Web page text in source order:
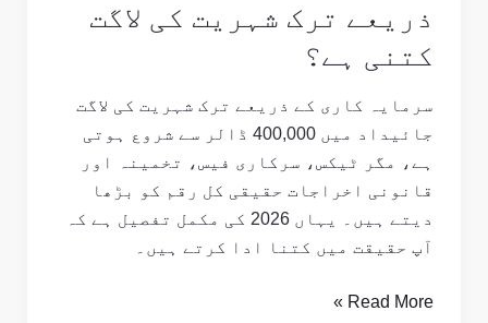
ذریعے ترک شہریت کی لاگت
کتنی ہے؟
سرمایہ کاری کے ذریعے ترک شہریت کی لاگت
جائیداد میں 400,000 ڈالر سے شروع ہوتی
ہے، مگر ٹیکس، سرکاری فیس، تخمینہ اور
قانونی اخراجات حقیقی کل رقم کو بڑھا
دیتے ہیں۔ یہاں 2026 کی مکمل تفصیل ہے کہ
آپ حقیقت میں کتنا ادا کرتے ہیں۔
ہے؟
Read More »